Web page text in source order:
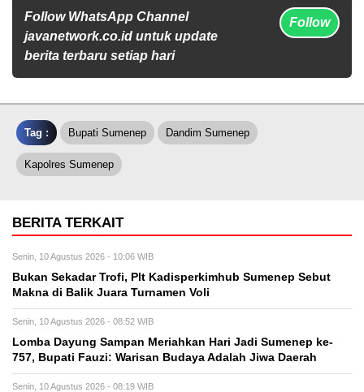
Follow WhatsApp Channel
javanetwork.co.id untuk update
berita terbaru setiap hari
Follow
Tag : Bupati Sumenep Dandim Sumenep
Kapolres Sumenep
BERITA TERKAIT
Senin, 10 Agustus 2026 - 10:06 WIB
Bukan Sekadar Trofi, Plt Kadisperkimhub Sumenep Sebut
Makna di Balik Juara Turnamen Voli
Senin, 10 Agustus 2026 - 08:52 WIB
Lomba Dayung Sampan Meriahkan Hari Jadi Sumenep ke-
757, Bupati Fauzi: Warisan Budaya Adalah Jiwa Daerah
Senin, 10 Agustus 2026 - 08:19 WIB